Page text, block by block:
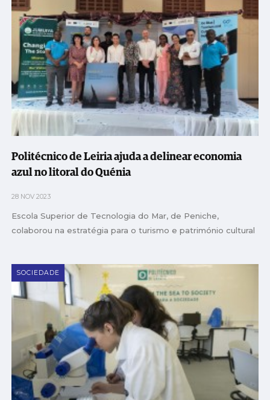
Politécnico de Leiria ajuda a delinear economia
azul no litoral do Quénia
28 NOV 2023
Escola Superior de Tecnologia do Mar, de Peniche,
colaborou na estratégia para o turismo e património cultural
SOCIEDADE